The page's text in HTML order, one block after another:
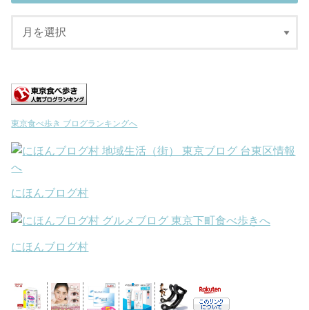
東京食べ歩き ブログランキングへ
にほんブログ村
にほんブログ村